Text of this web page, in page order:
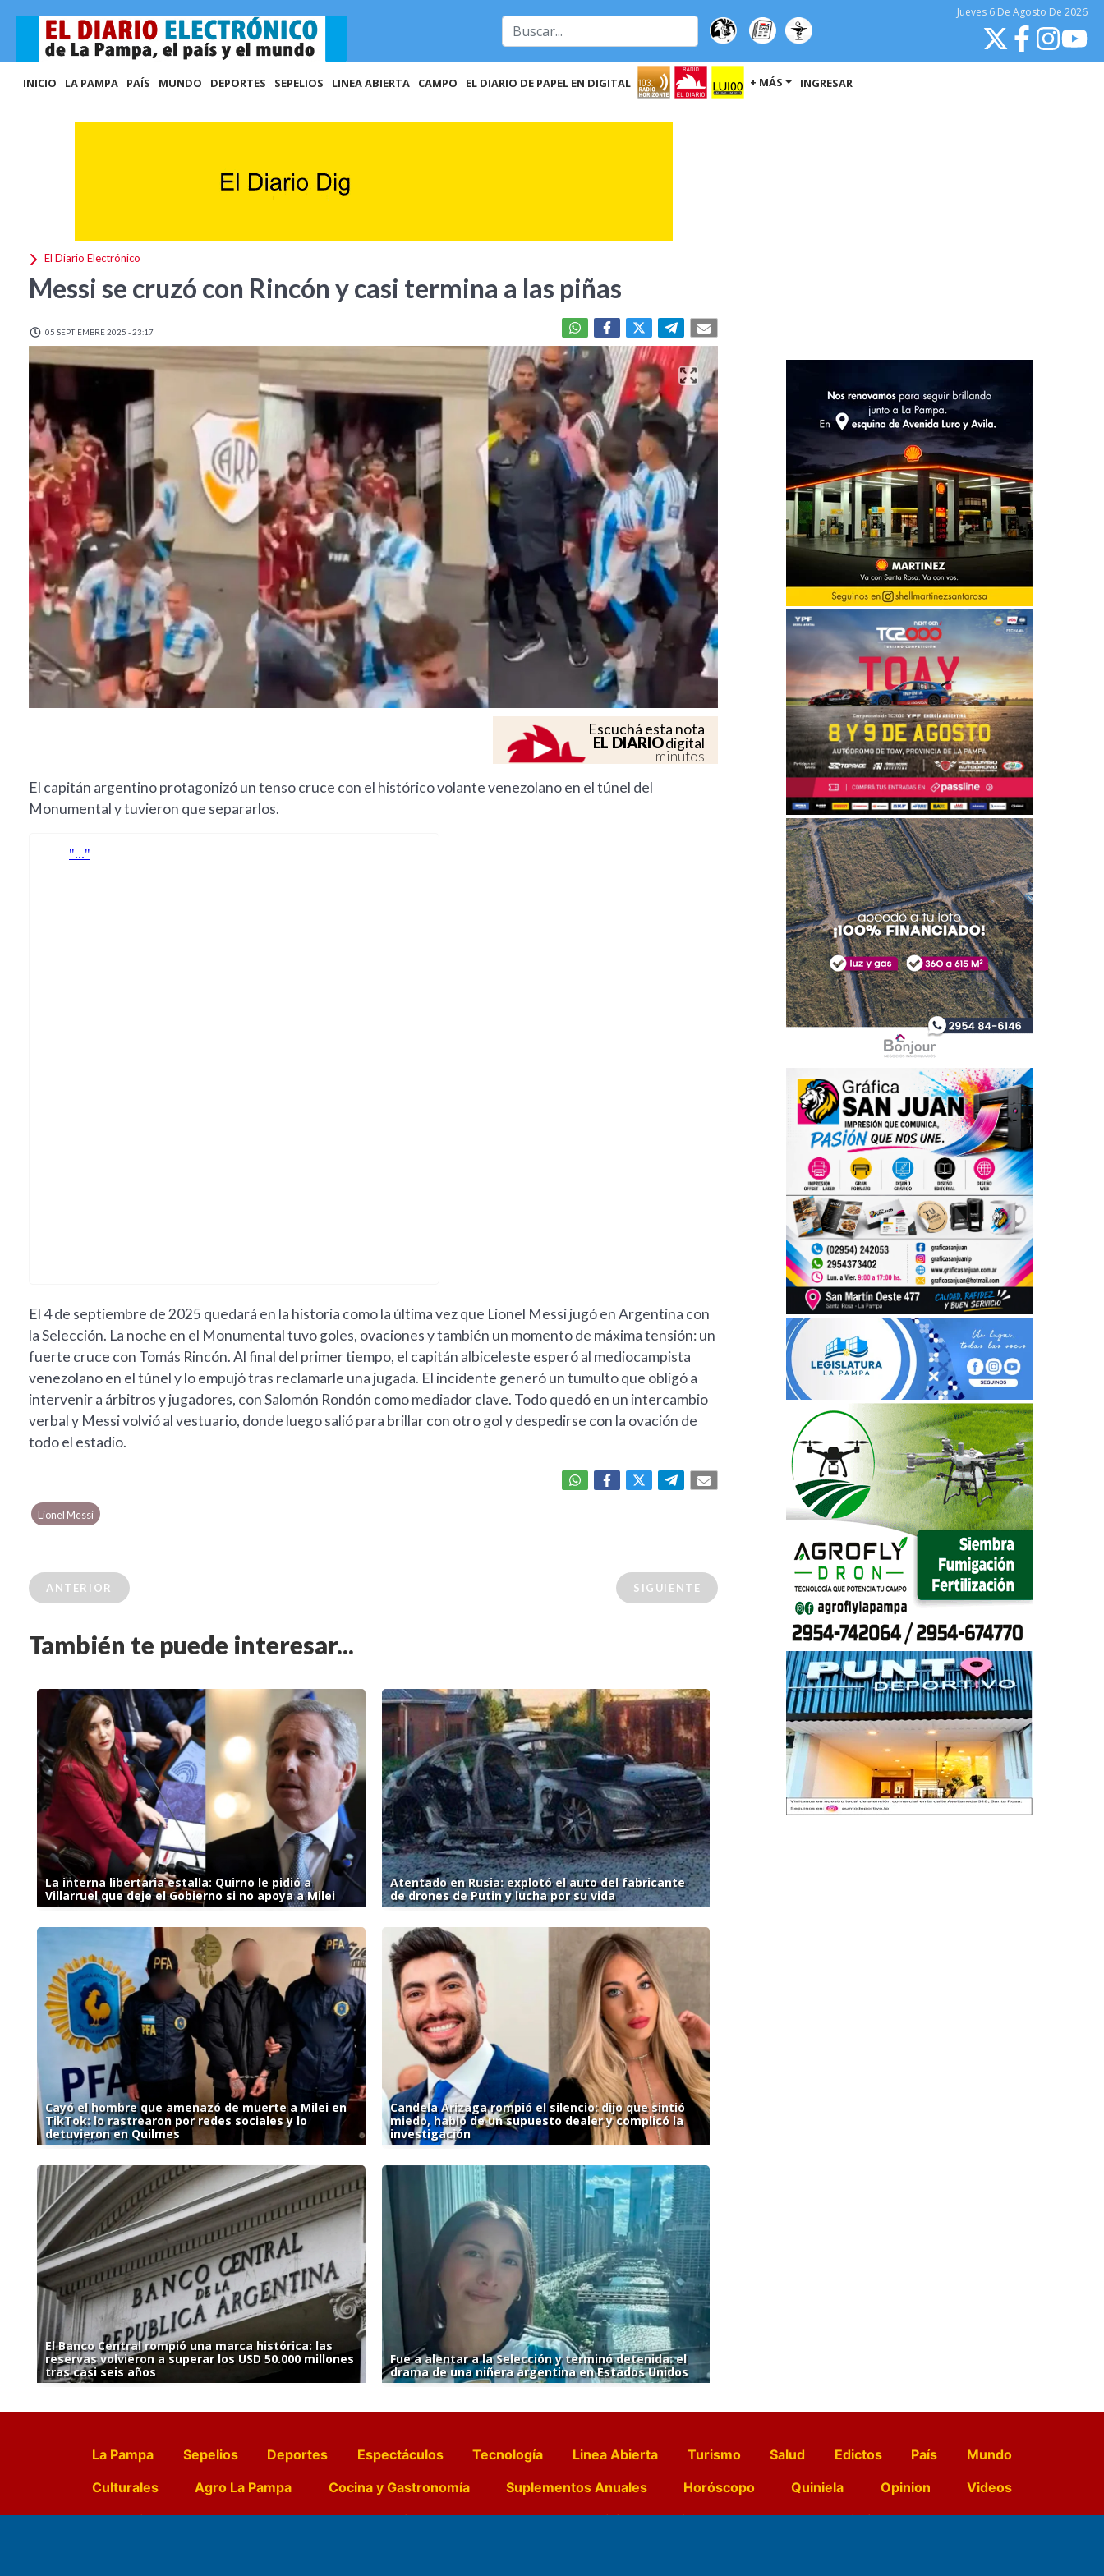
Jueves 6 De Agosto De 2026
INICIO LA PAMPA PAÍS MUNDO DEPORTES SEPELIOS LINEA ABIERTA CAMPO EL DIARIO DE PAPEL EN DIGITAL + MÁS INGRESAR
El Diario Electrónico
Messi se cruzó con Rincón y casi termina a las piñas
05 SEPTIEMBRE 2025 - 23:17
Escuchá esta nota
EL DIARIOdigital
minutos
El capitán argentino protagonizó un tenso cruce con el histórico volante venezolano en el túnel del
Monumental y tuvieron que separarlos.
El 4 de septiembre de 2025 quedará en la historia como la última vez que Lionel Messi jugó en Argentina con
la Selección. La noche en el Monumental tuvo goles, ovaciones y también un momento de máxima tensión: un
fuerte cruce con Tomás Rincón. Al final del primer tiempo, el capitán albiceleste esperó al mediocampista
venezolano en el túnel y lo empujó tras reclamarle una jugada. El incidente generó un tumulto que obligó a
intervenir a árbitros y jugadores, con Salomón Rondón como mediador clave. Todo quedó en un intercambio
verbal y Messi volvió al vestuario, donde luego salió para brillar con otro gol y despedirse con la ovación de
todo el estadio.
Lionel Messi
ANTERIOR SIGUIENTE
También te puede interesar...
La interna libertaria estalla: Quirno le pidió a
Villarruel que deje el Gobierno si no apoya a Milei
Atentado en Rusia: explotó el auto del fabricante
de drones de Putin y lucha por su vida
Cayó el hombre que amenazó de muerte a Milei en
TikTok: lo rastrearon por redes sociales y lo
detuvieron en Quilmes
Candela Arizaga rompió el silencio: dijo que sintió
miedo, habló de un supuesto dealer y complicó la
investigación
El Banco Central rompió una marca histórica: las
reservas volvieron a superar los USD 50.000 millones
tras casi seis años
Fue a alentar a la Selección y terminó detenida: el
drama de una niñera argentina en Estados Unidos
La Pampa Sepelios Deportes Espectáculos Tecnología Linea Abierta Turismo Salud Edictos País
Mundo
Culturales
Agro La Pampa Cocina y Gastronomía Suplementos Anuales Horóscopo Quiniela Opinion
Videos
Farmacias de turno
Entre Pocillos Transmisiones en vivo El Diario de Papel en DIGITAL